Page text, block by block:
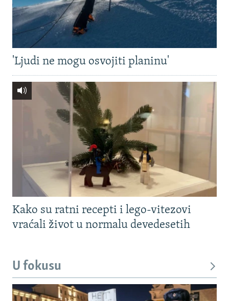
'Ljudi ne mogu osvojiti planinu'
Kako su ratni recepti i lego-vitezovi
vraćali život u normalu devedesetih
U fokusu